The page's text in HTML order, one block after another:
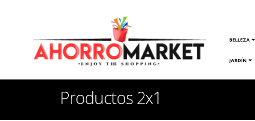
BELLEZA
JARDÍN
Productos 2x1